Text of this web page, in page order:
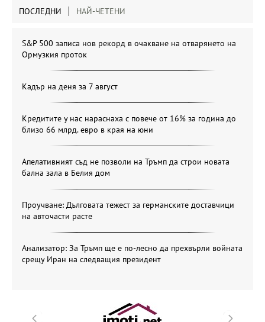
ПОСЛЕДНИ НАЙ-ЧЕТЕНИ
S&P 500 записа нов рекорд в очакване на отварянето на
Ормузкия проток
Кадър на деня за 7 август
Кредитите у нас нараснаха с повече от 16% за година до
близо 66 млрд. евро в края на юни
Апелативният съд не позволи на Тръмп да строи новата
бална зала в Белия дом
Проучване: Дълговата тежест за германските доставчици
на авточасти расте
Анализатор: За Тръмп ще е по-лесно да прехвърли войната
срещу Иран на следващия президент